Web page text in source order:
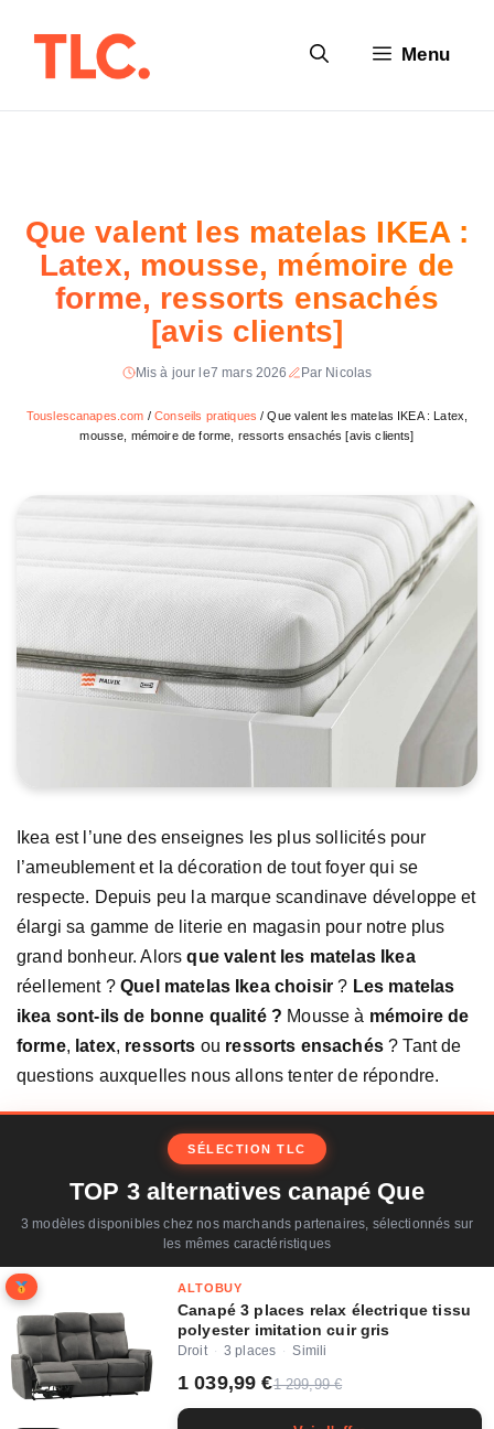
Menu
Que valent les matelas IKEA :
Latex, mousse, mémoire de
forme, ressorts ensachés
[avis clients]
Mis à jour le7 mars 2026 Par Nicolas
Touslescanapes.com /Conseils pratiques /Que valent les matelas IKEA : Latex,
mousse, mémoire de forme, ressorts ensachés [avis clients]
Ikea est l’une des enseignes les plus sollicités pour
l’ameublement et la décoration de tout foyer qui se
respecte. Depuis peu la marque scandinave développe et
élargi sa gamme de literie en magasin pour notre plus
grand bonheur. Alorsque valent les matelas Ikea
réellement ?Quel matelas Ikea choisir ? Les matelas
ikea sont-ils de bonne qualité ? Mousse à mémoire de
forme, latex, ressorts ou ressorts ensachés? Tant de
questions auxquelles nous allons tenter de répondre.
SÉLECTION TLC
TOP 3 alternatives canapé Que
3 modèles disponibles chez nos marchands partenaires, sélectionnés sur
les mêmes caractéristiques
ALTOBUY
Canapé 3 places relax électrique tissu
polyester imitation cuir gris
Droit · 3 places · Simili
1 039,99 €1 299,99 €